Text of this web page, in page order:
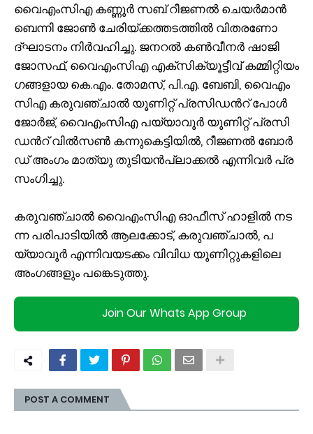
വൈ​എം​സി​എ ക​ണ്ണൂ​ർ സ​ബ്‌ റീ​ജ​ണ​ൽ ചെ​യ​ർ​മാ​ൻ
ബെ​ന്നി ജോ​ൺ ചേ​രി​യ്ക്ക​ത്ത​ട​ത്തി​ൽ വി​ത​ര​ണോ​
ദ്ഘാ​ട​നം നി​ർ​വ​ഹി​ച്ചു. ജ​ന​റ​ൽ ക​ൺ​വീ​ന​ർ ഷാ​ജി
ജോ​സ​ഫ്, വൈ​എം​സി​എ എ​ക്സി​ക്യൂ​ട്ടീ​വ് ക​മ്മി​റ്റി​യം​
ഗ​ങ്ങ​ളാ​യ കെ.​എം. തോ​മ​സ്, പി.​എ. ബേ​ബി, വൈ​എം​
സി​എ ക​രു​വ​ഞ്ചാ​ൽ യൂ​ണി​റ്റ് പ്ര​സി​ഡ​ന്‍റ് പോ​ൾ
ജോ​ർ​ജ്, വൈ​എം​സി​എ പ​യ്യാ​വൂ​ർ യൂ​ണി​റ്റ് പ്ര​സി​
ഡ​ന്‍റ് വി​ൽ​സ​ൺ ക​ന്നു​കെ​ട്ടി​യി​ൽ, റീ​ജ​ണ​ൽ ബോ​ർ​
ഡ് അം​ഗം മാ​ത്യു തു​ടി​യ​ൻ​പ്ലാ​ക്ക​ൽ എ​ന്നി​വ​ർ പ്ര​
സം​ഗി​ച്ചു.
ക​രു​വ​ഞ്ചാ​ൽ വൈ​എം​സി​എ ഓ​ഫീ​സ് ഹാ​ളി​ൽ ന​ട​
ന്ന പ​രി​പാ​ടി​യി​ൽ ആ​ല​ക്കോ​ട്, ക​രു​വ​ഞ്ചാ​ൽ, പ​
യ്യാ​വൂ​ർ എ​ന്നി​വ​യ​ട​ക്കം വി​വി​ധ യൂ​ണി​റ്റു​ക​ളി​ലെ
അം​ഗ​ങ്ങ​ളും പ​ങ്കെ​ടു​ത്തു.
Join Our Whats App Group
POST A COMMENT